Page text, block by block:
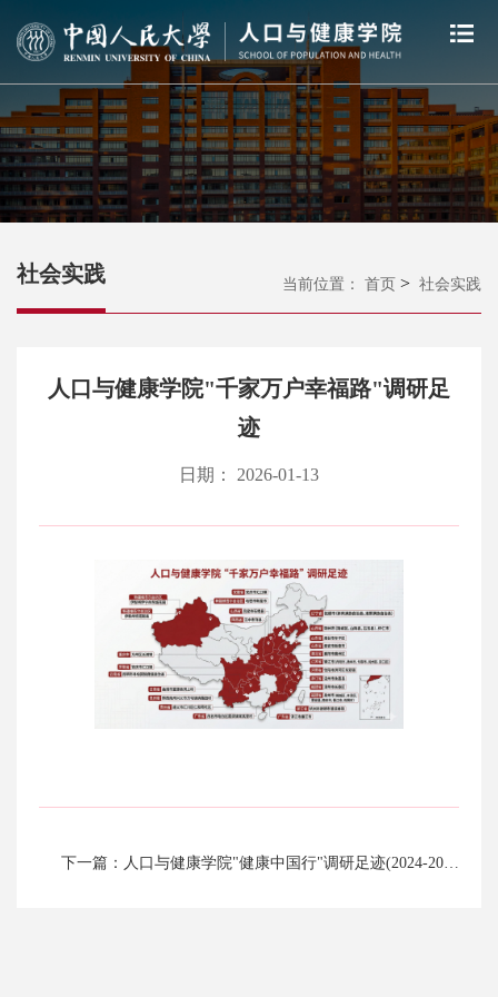
社会实践 当前位置： 首页 > 社会实践
人口与健康学院"千家万户幸福路"调研足
迹
日期： 2026-01-13